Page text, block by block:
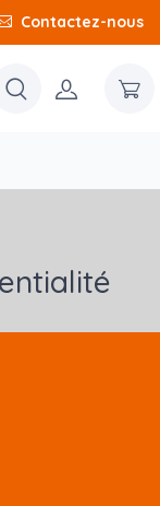
Contactez-nous